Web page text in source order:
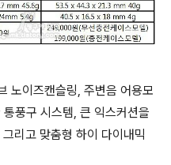
노이즈캔슬링, 주변음 어용모
풍구 시스템, 큰 익스커션을
리고 맞춤형 하이 다이내믹